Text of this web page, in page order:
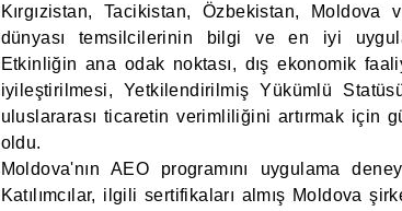
Kırgızistan, Tacikistan, Özbekistan,
dünyası temsilcilerinin bilgi ve en iyi
Etkinliğin ana odak noktası, dış ekonomik
iyileştirilmesi, Yetkilendirilmiş Yükümlü
uluslararası ticaretin verimliliğini artırmak için
oldu.
Moldova'nın AEO programını uygulama
Katılımcılar, ilgili sertifikaları almış Moldova